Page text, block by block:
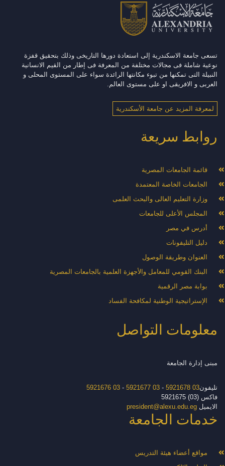
تسعى جامعة الاسكندرية إلى استعادة دورها التاريخى وذلك بتحقيق قفزة
نوعية شاملة فى مجالات مختلفة من المعرفة فى إطار من القيم الانسانية
النبيلة التى تمكنها من تبوء مكانتها الرائدة سواء على المستوى المحلى و
العربى و الافريقى او على مستوى العالم.
لمعرفة المزيد عن جامعة الأسكندرية
روابط سريعة
قائمة الجامعات المصرية
الجامعات الخاصة المعتمدة
وزارة التعليم العالى والبحث العلمى
المجلس الأعلى للجامعات
أدرس في مصر
دليل التليفونات
العنوان وطريقة الوصول
البنك القومي للمعامل والأجهزة العلمية بالجامعات المصرية
بوابة مصر الرقمية
الإستراتيجية الوطنية لمكافحة الفساد
معلومات التواصل
مبنى إدارة الجامعة
تليفون03 5921678
-
03 5921677
-
03 5921676
فاكس (03) 5921675
الايميلpresident@alexu.edu.eg
خدمات الجامعة
مواقع أعضاء هيئة التدريس